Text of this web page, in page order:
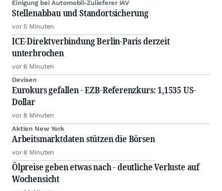
Einigung bei Automobil-Zulieferer IAV
Stellenabbau und Standortsicherung
vor 5 Minuten
ICE-Direktverbindung Berlin-Paris derzeit
unterbrochen
vor 6 Minuten
Devisen
Eurokurs gefallen - EZB-Referenzkurs: 1,1535 US-
Dollar
vor 8 Minuten
Aktien New York
Arbeitsmarktdaten stützen die Börsen
vor 8 Minuten
Ölpreise geben etwas nach - deutliche Verluste auf
Wochensicht